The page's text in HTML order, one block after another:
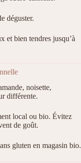
déguster.
et bien tendres jusqu’à
noisette,
différente.
local ou bio. Évitez
de goût.
gluten en magasin bio.